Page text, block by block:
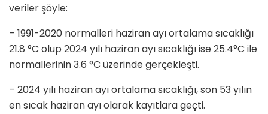
veriler şöyle:
– 1991-2020 normalleri haziran ayı ortalama sıcaklığı
21.8 °C olup 2024 yılı haziran ayı sıcaklığı ise 25.4°C ile
normallerinin 3.6 °C üzerinde gerçekleşti.
– 2024 yılı haziran ayı ortalama sıcaklığı, son 53 yılın
en sıcak haziran ayı olarak kayıtlara geçti.